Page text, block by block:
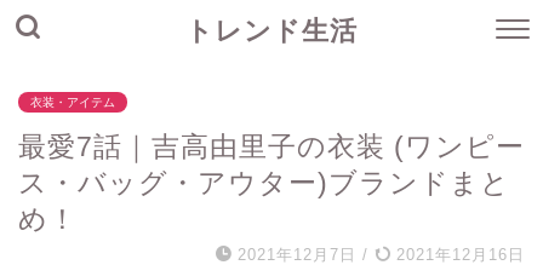
トレンド生活
衣装・アイテム
最愛7話｜吉高由里子の衣装 (ワンピー
ス・バッグ・アウター)ブランドまと
め！
2021年12月7日 / 2021年12月16日